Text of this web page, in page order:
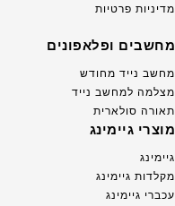
מדיניות פרטיות
מחשבים ופלאפונים
מחשב נייד מחודש
מצלמה למחשב נייד
תאורה סולארית
מוצרי גיימינג
גיימינג
מקלדות גיימינג
עכברי גיימינג